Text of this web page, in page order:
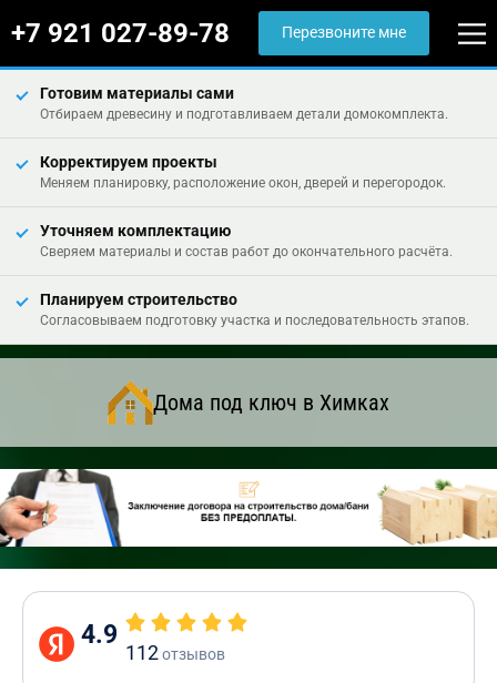
+7 921 027-89-78 Перезвоните мне
Готовим материалы сами
Отбираем древесину и подготавливаем детали домокомплекта.
Корректируем проекты
Меняем планировку, расположение окон, дверей и перегородок.
Уточняем комплектацию
Сверяем материалы и состав работ до окончательного расчёта.
Планируем строительство
Согласовываем подготовку участка и последовательность этапов.
Дома под ключ в Химках
4.9
112отзывов